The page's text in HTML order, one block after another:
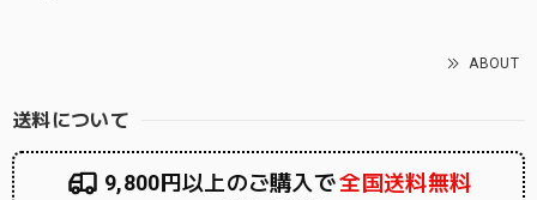
ABOUT
送料について
9,800円以上のご購入で全国送料無料